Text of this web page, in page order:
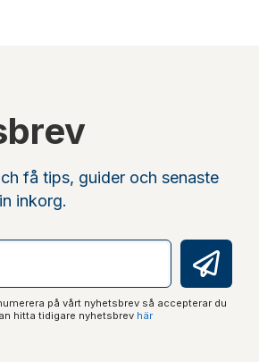
få tips, guider och senaste
inkorg.
på vårt nyhetsbrev så accepterar du
hitta tidigare nyhetsbrev här